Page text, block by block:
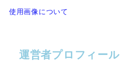
使用画像について
運営者プロフィール